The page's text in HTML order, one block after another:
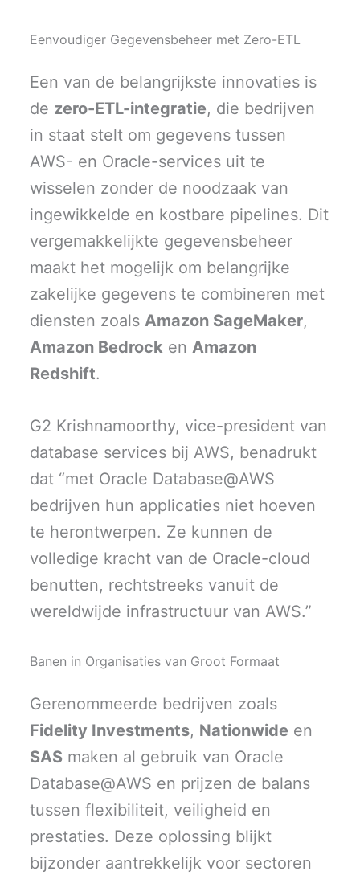
Eenvoudiger Gegevensbeheer met Zero-ETL
Een van de belangrijkste innovaties is
de zero-ETL-integratie, die bedrijven
in staat stelt om gegevens tussen
AWS- en Oracle-services uit te
wisselen zonder de noodzaak van
ingewikkelde en kostbare pipelines. Dit
vergemakkelijkte gegevensbeheer
maakt het mogelijk om belangrijke
zakelijke gegevens te combineren met
diensten zoalsAmazon SageMaker,
Amazon Bedrock enAmazon
Redshift.
G2 Krishnamoorthy, vice-president van
database services bij AWS, benadrukt
dat “met Oracle Database@AWS
bedrijven hun applicaties niet hoeven
te herontwerpen. Ze kunnen de
volledige kracht van de Oracle-cloud
benutten, rechtstreeks vanuit de
wereldwijde infrastructuur van AWS.”
Banen in Organisaties van Groot Formaat
Gerenommeerde bedrijven zoals
Fidelity Investments, Nationwide en
SAS maken al gebruik van Oracle
Database@AWS en prijzen de balans
tussen flexibiliteit, veiligheid en
prestaties. Deze oplossing blijkt
bijzonder aantrekkelijk voor sectoren